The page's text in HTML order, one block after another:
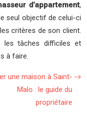
d’appartement,
seul objectif de celui-ci
critères de son client.
les tâches difficiles et
à faire.
une maison à Saint-
Malo : le guide du
propriétaire